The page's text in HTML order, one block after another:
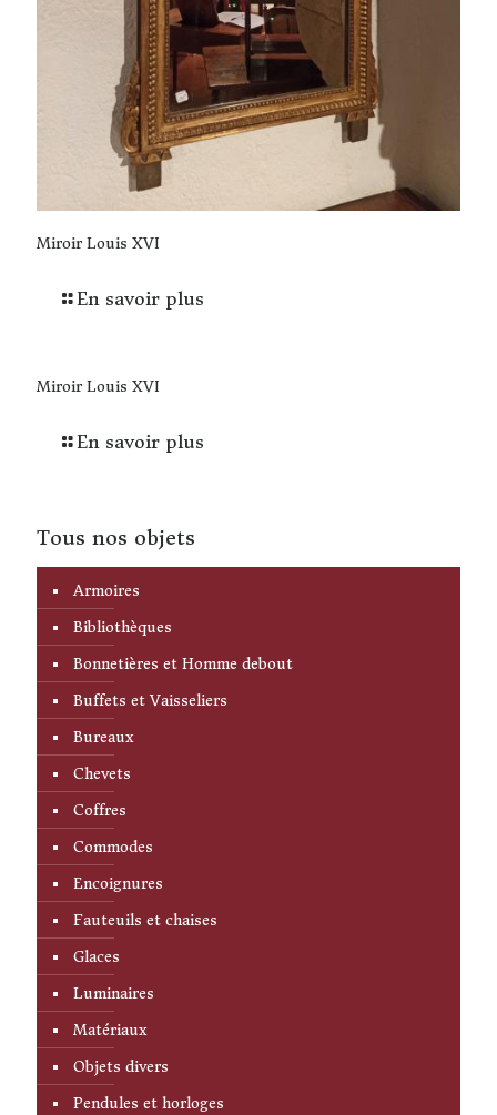
Miroir Louis XVI
En savoir plus
Miroir Louis XVI
En savoir plus
Tous nos objets
Armoires
Bibliothèques
Bonnetières et Homme debout
Buffets et Vaisseliers
Bureaux
Chevets
Coffres
Commodes
Encoignures
Fauteuils et chaises
Glaces
Luminaires
Matériaux
Objets divers
Pendules et horloges